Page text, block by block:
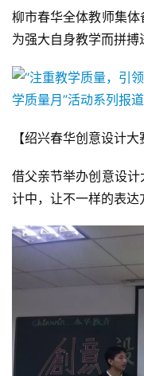
柳市春华全体教师集体
为强大自身教学而拼搏
【绍兴春华创意设计大
借父亲节举办创意设
计中，让不一样的表达